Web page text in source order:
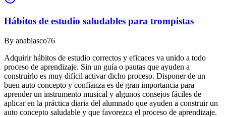
Hábitos de estudio saludables para trompistas
By anablasco76
Adquirir hábitos de estudio correctos y eficaces va unido a todo
proceso de aprendizaje. Sin un guía o pautas que ayuden a
construirlo es muy difícil activar dicho proceso. Disponer de un
buen auto concepto y confianza es de gran importancia para
aprender un instrumento musical y algunos consejos fáciles de
aplicar en la práctica diaria del alumnado que ayuden a construir un
auto concepto saludable y que favorezca el proceso de aprendizaje.